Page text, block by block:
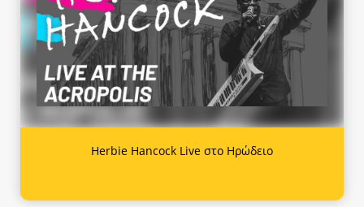
Herbie Hancock Live στο Ηρώδειο